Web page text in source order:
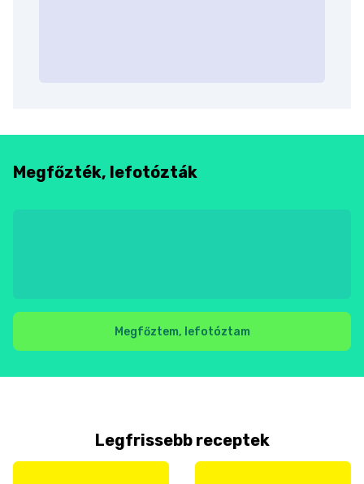
Megfőzték, lefotózták
Megfőztem, lefotóztam
Legfrissebb receptek